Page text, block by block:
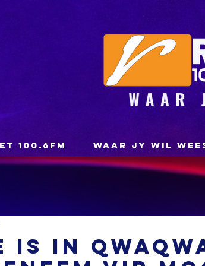
100.6FM WAAR JY WIL
is in